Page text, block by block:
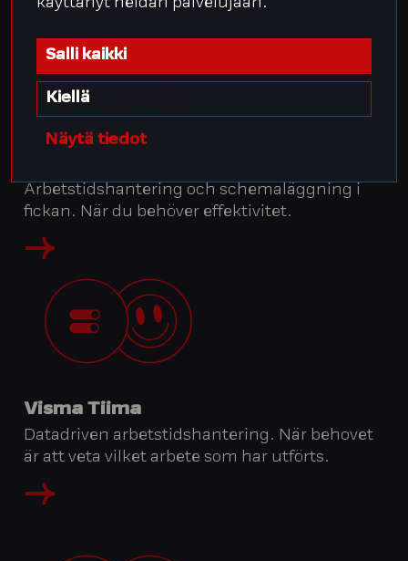
käyttänyt heidän palvelujaan.
Salli kaikki
Kiellä
Näytä tiedot
Arbetstidshantering och schemaläggning i
fickan. När du behöver effektivitet.
Visma Tiima
Datadriven arbetstidshantering. När behovet
är att veta vilket arbete som har utförts.